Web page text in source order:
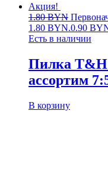
Акция!
1.80BYN
1.80 BYN.0.90
Есть в наличии
Пилка T&H
ассортим
В корзину